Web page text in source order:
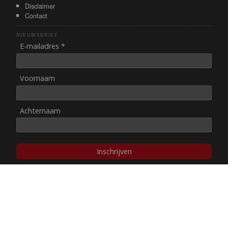
Disclaimer
Contact
NIEUWSBRIEF
E-mailadres *
Voornaam
Achternaam
Inschrijven